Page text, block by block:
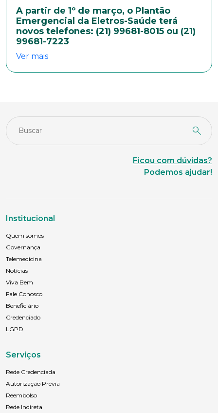
A partir de 1º de março, o Plantão
Emergencial da Eletros-Saúde terá
novos telefones: (21) 99681-8015 ou (21)
99681-7223
Ver mais
Ficou com dúvidas?
Podemos ajudar!
Institucional
Quem somos
Governança
Telemedicina
Notícias
Viva Bem
Fale Conosco
Beneficiário
Credenciado
LGPD
Serviços
Rede Credenciada
Autorização Prévia
Reembolso
Rede Indireta